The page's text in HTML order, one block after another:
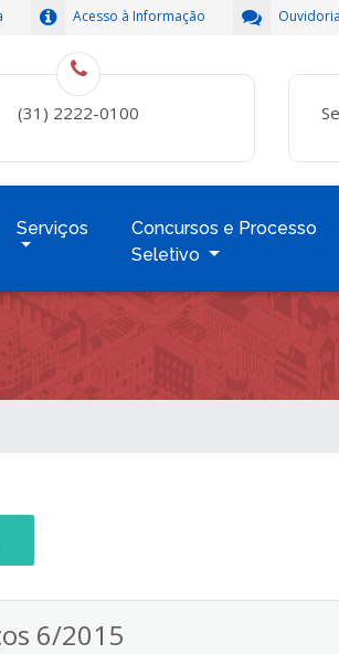
Ouvidoria
Acesso à Informação
(31) 2222-0100
Serviços
Concursos e Processo
Seletivo
6/2015